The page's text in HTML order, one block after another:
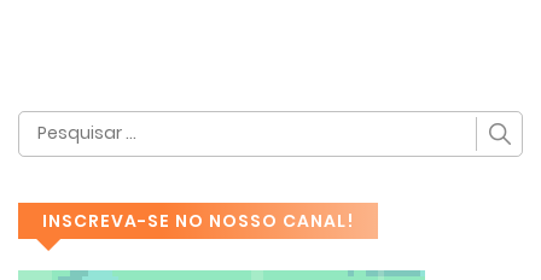
INSCREVA-SE NO NOSSO CANAL!